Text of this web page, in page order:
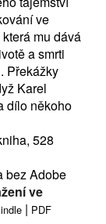
ve
mu dává
a smrti
Překážky
Karel
dílo někoho
528
bez Adobe
ve
| PDF